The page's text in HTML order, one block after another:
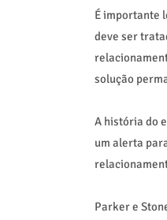
É importante
deve ser
solução
A história do
um alerta
Parker e